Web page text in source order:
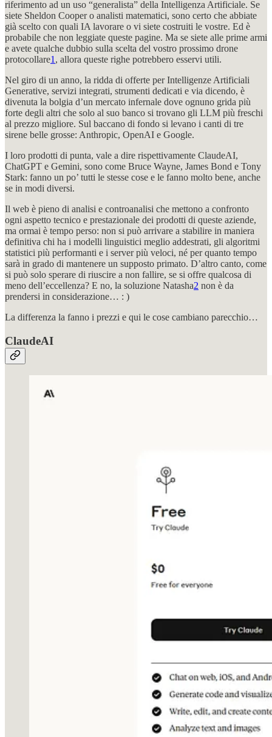
riferimento ad un uso “generalista” della Intelligenza Artificiale. Se
siete Sheldon Cooper o analisti matematici, sono certo che abbiate
già scelto con quali IA lavorare o vi siete costruiti le vostre. Ed è
probabile che non leggiate queste pagine. Ma se siete alle prime armi
e avete qualche dubbio sulla scelta del vostro prossimo drone
protocollare1 , allora queste righe potrebbero esservi utili.
Nel giro di un anno, la ridda di offerte per Intelligenze Artificiali
Generative, servizi integrati, strumenti dedicati e via dicendo, è
divenuta la bolgia d’un mercato infernale dove ognuno grida più
forte degli altri che solo al suo banco si trovano gli LLM più freschi
al prezzo migliore. Sul baccano di fondo si levano i canti di tre
sirene belle grosse: Anthropic, OpenAI e Google.
I loro prodotti di punta, vale a dire rispettivamente ClaudeAI,
ChatGPT e Gemini, sono come Bruce Wayne, James Bond e Tony
Stark: fanno un po’ tutti le stesse cose e le fanno molto bene, anche
se in modi diversi.
Il web è pieno di analisi e controanalisi che mettono a confronto
ogni aspetto tecnico e prestazionale dei prodotti di queste aziende,
ma ormai è tempo perso: non si può arrivare a stabilire in maniera
definitiva chi ha i modelli linguistici meglio addestrati, gli algoritmi
statistici più performanti e i server più veloci, né per quanto tempo
sarà in grado di mantenere un supposto primato. D’altro canto, come
si può solo sperare di riuscire a non fallire, se si offre qualcosa di
meno dell’eccellenza? E no, la soluzione Natasha2 non è da
prendersi in considerazione… : )
La differenza la fanno i prezzi e qui le cose cambiano parecchio…
ClaudeAI